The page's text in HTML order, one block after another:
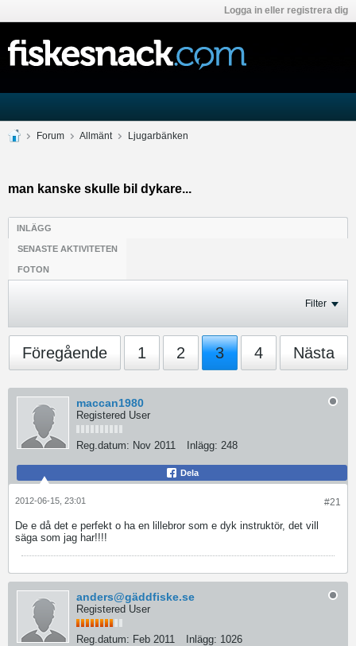
Logga in eller registrera dig
Forum Allmänt Ljugarbänken
man kanske skulle bil dykare...
INLÄGG
SENASTE AKTIVITETEN
FOTON
Filter
Föregående 1 2 3 4 Nästa
maccan1980
Registered User
Reg.datum: Nov 2011 Inlägg: 248
Dela
#21
2012-06-15, 23:01
De e då det e perfekt o ha en lillebror som e dyk instruktör, det vill
säga som jag har!!!!
anders@gäddfiske.se
Registered User
Reg.datum: Feb 2011 Inlägg: 1026